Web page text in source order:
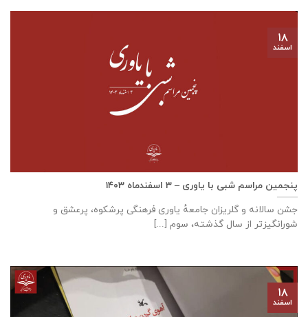
پنجمین مراسم شبی با یاوری – ۳ اسفندماه ۱۴۰۳
جشن سالانه و گلریزان جامعهٔ یاوری فرهنگی پرشکوه، پرعشق و
شورانگیز‌تر از سال گذشته، سوم [...]
۱۸
اسفند
۱۸
اسفند